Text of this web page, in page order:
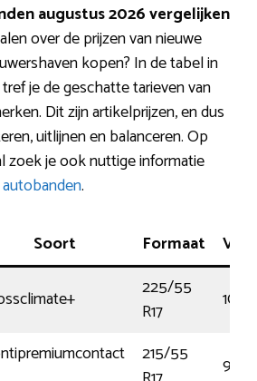
augustus 2026 vergelijken
over de prijzen van nieuwe
kopen? In de tabel in
je de geschatte tarieven van
Dit zijn artikelprijzen, en dus
uitlijnen en balanceren. Op
zoek je ook nuttige informatie
.
Soort Formaat
225/55
R17
101W
215/55
94W